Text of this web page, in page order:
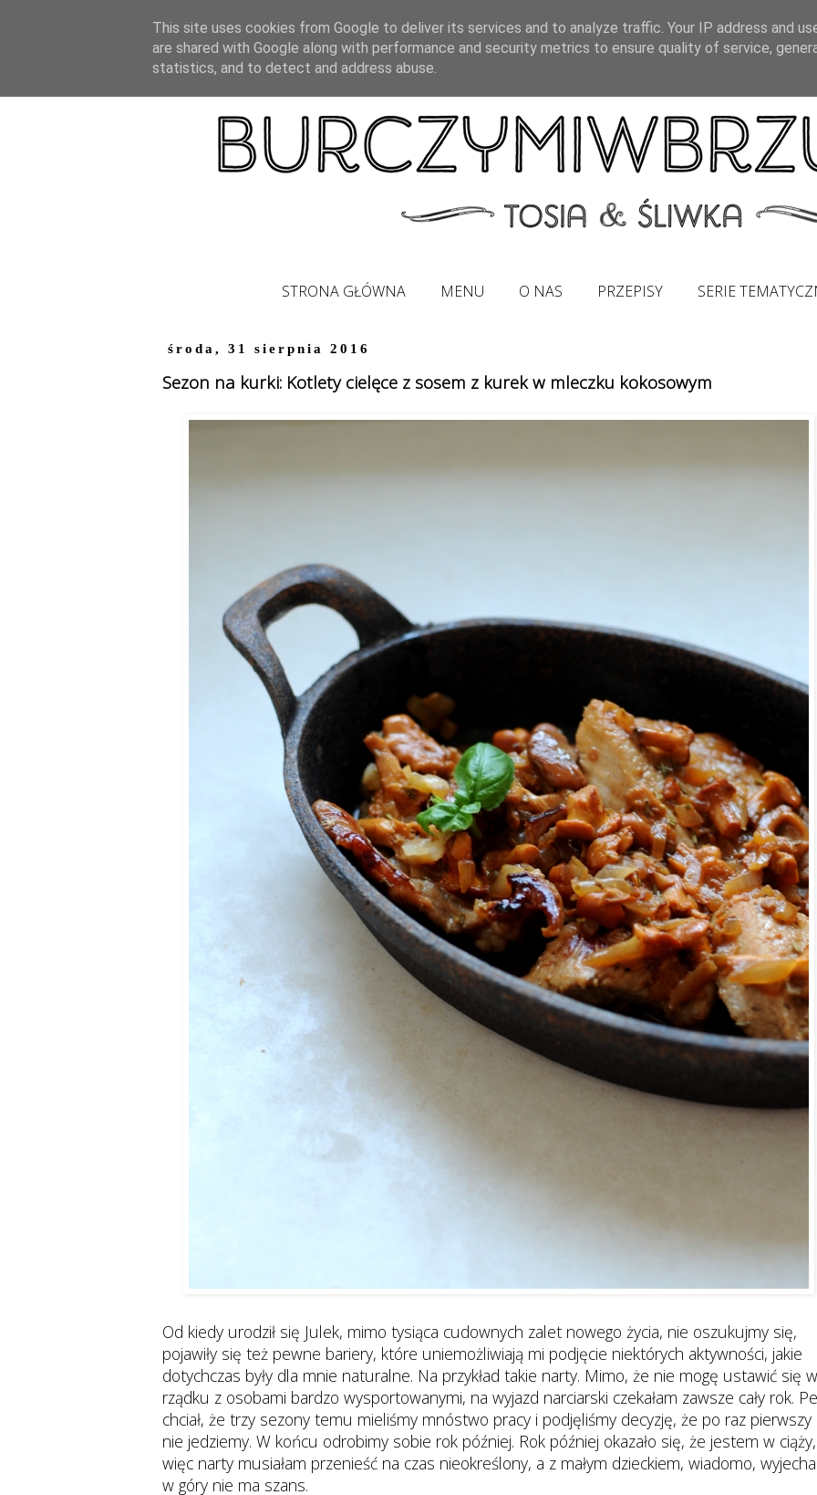
STRONA GŁÓWNA MENU O NAS PRZEPISY SERIE
środa, 31 sierpnia 2016
Sezon na kurki: Kotlety cielęce z sosem z kurek w mleczku kokosowym
Od kiedy urodził się Julek, mimo tysiąca cudownych zalet nowego życia, nie oszukujmy się,
pojawiły się też pewne bariery, które uniemożliwiają mi podjęcie niektórych aktywności, jakie
dotychczas były dla mnie naturalne. Na przykład takie narty. Mimo, że nie mogę ustawić się w
rządku z osobami bardzo wysportowanymi, na wyjazd narciarski czekałam zawsze cały rok.
chciał, że trzy sezony temu mieliśmy mnóstwo pracy i podjęliśmy decyzję, że po raz pierwszy
nie jedziemy. W końcu odrobimy sobie rok później. Rok później okazało się, że jestem w ciąży,
więc narty musiałam przenieść na czas nieokreślony, a z małym dzieckiem, wiadomo,
w góry nie ma szans.
This site uses cookies from Google to deliver its services and to analyze traffic. Your IP address and
are shared with Google along with performance and security metrics to ensure quality of service,
statistics, and to detect and address abuse.